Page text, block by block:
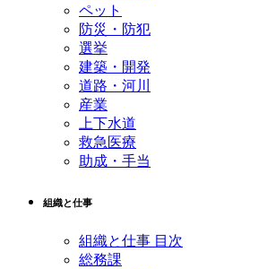
ペット
防災・防犯
選挙
建築・開発
道路・河川
産業
上下水道
救急医療
助成・手当
組織と仕事
組織と仕事 目次
総務課